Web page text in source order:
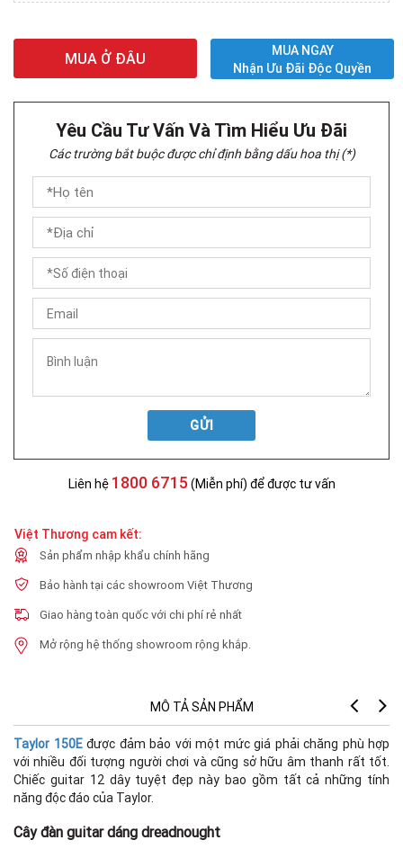
MUA Ở ĐÂU
MUA NGAY
Nhận Ưu Đãi Độc Quyền
Yêu Cầu Tư Vấn Và Tìm Hiểu Ưu Đãi
Các trường bắt buộc được chỉ định bằng dấu hoa thị (*)
GỬI
Liên hệ 1800 6715 (Miễn phí) để được tư vấn
Việt Thương cam kết:
Sản phẩm nhập khẩu chính hãng
Bảo hành tại các showroom Việt Thương
Giao hàng toàn quốc với chi phí rẻ nhất
Mở rộng hệ thống showroom rộng khắp.
MÔ TẢ SẢN PHẨM
Taylor 150Eđược đảm bảo với một mức giá phải chăng phù hợp
với nhiều đối tượng người chơi và cũng sở hữu âm thanh rất tốt.
Chiếc guitar 12 dây tuyệt đẹp này bao gồm tất cả những tính
năng độc đáo của Taylor.
Cây đàn guitar dáng dreadnought